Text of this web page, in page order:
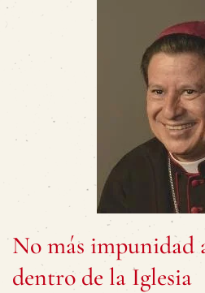
No más impunidad
dentro de la Iglesia